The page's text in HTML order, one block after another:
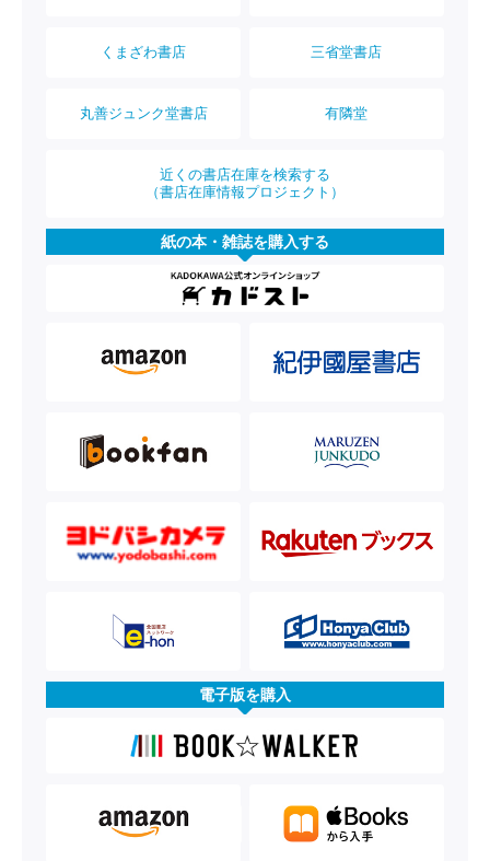
くまざわ書店 三省堂書店
丸善ジュンク堂書店 有隣堂
近くの書店在庫を検索する
（書店在庫情報プロジェクト）
紙の本・雑誌を購入する
電子版を購入